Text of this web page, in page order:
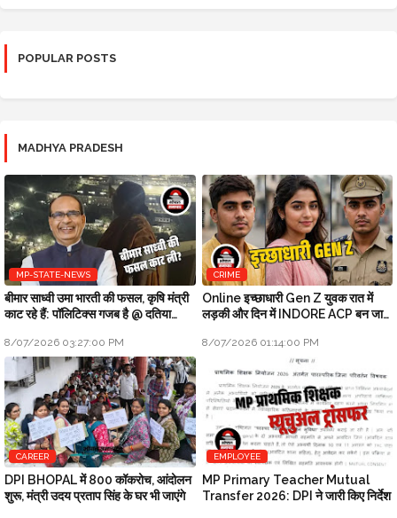
POPULAR POSTS
MADHYA PRADESH
MP-STATE-NEWS
बीमार साध्वी उमा भारती की फसल, कृषि मंत्री
काट रहे हैं: पॉलिटिक्स गजब है @ दतिया
8/07/2026 03:27:00 PM
CRIME
Online इच्छाधारी Gen Z युवक रात में
लड़की और दिन में INDORE ACP बन जाता
8/07/2026 01:14:00 PM
CAREER
DPI BHOPAL में 800 कॉकरोच, आंदोलन
शुरू, मंत्री उदय प्रताप सिंह के घर भी जाएंगे
EMPLOYEE
MP Primary Teacher Mutual
Transfer 2026: DPI ने जारी किए निर्देश